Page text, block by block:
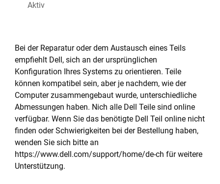
Aktiv
Bei der Reparatur oder dem Austausch eines Teils
empfiehlt Dell, sich an der ursprünglichen
Konfiguration Ihres Systems zu orientieren. Teile
können kompatibel sein, aber je nachdem, wie der
Computer zusammengebaut wurde, unterschiedliche
Abmessungen haben. Nich alle Dell Teile sind online
verfügbar. Wenn Sie das benötigte Dell Teil online nicht
finden oder Schwierigkeiten bei der Bestellung haben,
wenden Sie sich bitte an
https://www.dell.com/support/home/de-ch für weitere
Unterstützung.